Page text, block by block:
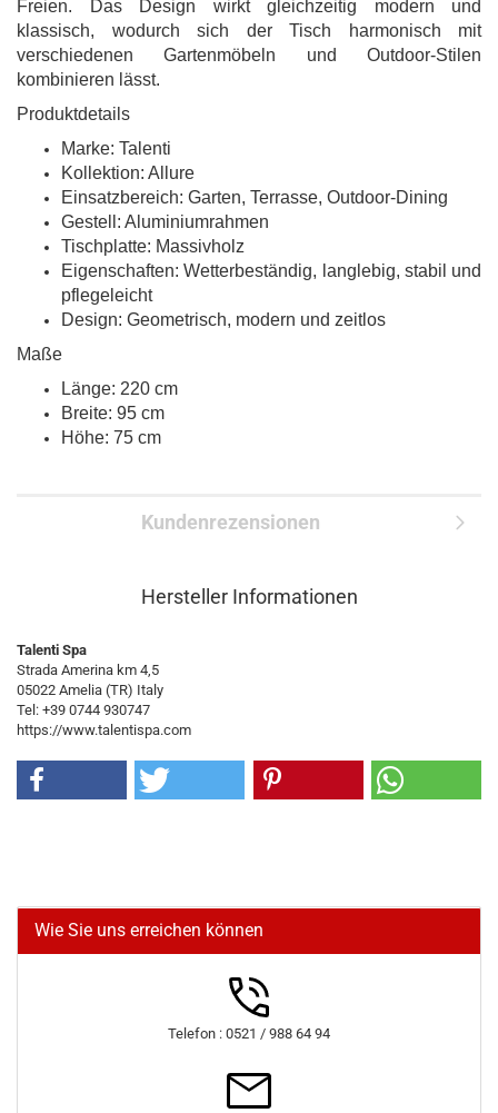
Freien. Das Design wirkt gleichzeitig modern und
klassisch, wodurch sich der Tisch harmonisch mit
verschiedenen Gartenmöbeln und Outdoor-Stilen
kombinieren lässt.
Produktdetails
Marke: Talenti
Kollektion: Allure
Einsatzbereich: Garten, Terrasse, Outdoor-Dining
Gestell: Aluminiumrahmen
Tischplatte: Massivholz
Eigenschaften: Wetterbeständig, langlebig, stabil und
pflegeleicht
Design: Geometrisch, modern und zeitlos
Maße
Länge: 220 cm
Breite: 95 cm
Höhe: 75 cm
Kundenrezensionen
Hersteller Informationen
Talenti Spa
Strada Amerina km 4,5
05022 Amelia (TR) Italy
Tel: +39 0744 930747
https://www.talentispa.com
Wie Sie uns erreichen können
Telefon : 0521 / 988 64 94